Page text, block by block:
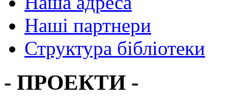
Наші партнери
Структура бібліотеки
- ПРОЕКТИ -